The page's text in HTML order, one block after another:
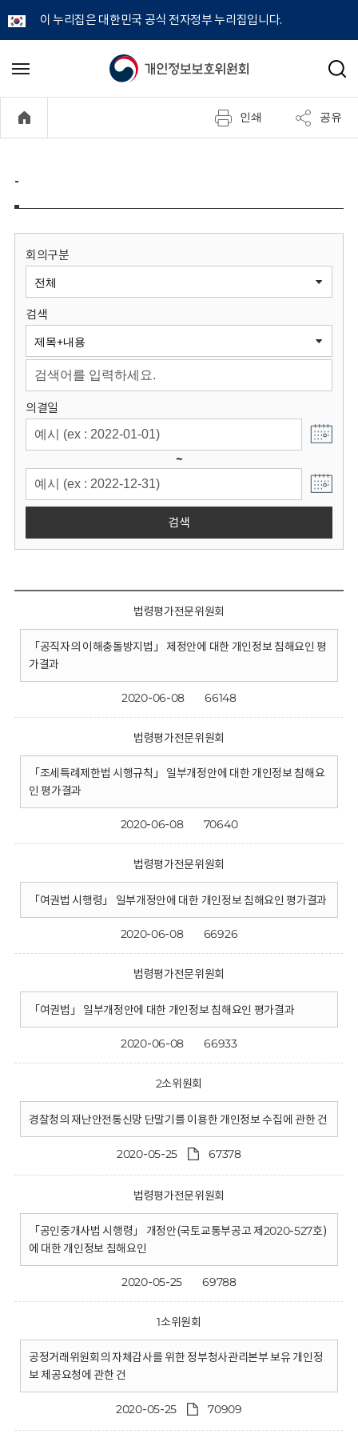
이 누리집은 대한민국 공식 전자정부 누리집입니다.
개
정
보
원
회
메
기
검
인쇄 공유
-
회의구분
검색
의결일
~
검색
법령평가전문위원회
「공직자의 이해충돌방지법」 제정안에 대한 개인정보 침해요인 평
가결과
2020-06-08 66148
법령평가전문위원회
「조세특례제한법 시행규칙」 일부개정안에 대한 개인정보 침해요
인 평가결과
2020-06-08 70640
법령평가전문위원회
「여권법 시행령」 일부개정안에 대한 개인정보 침해요인 평가결과
2020-06-08 66926
법령평가전문위원회
「여권법」 일부개정안에 대한 개인정보 침해요인 평가결과
2020-06-08 66933
2소위원회
경찰청의 재난안전통신망 단말기를 이용한 개인정보 수집에 관한 건
2020-05-25 67378
법령평가전문위원회
「공인중개사법 시행령」 개정안(국토교통부공고 제2020-527호)
에 대한 개인정보 침해요인
2020-05-25 69788
1소위원회
공정거래위원회의 자체감사를 위한 정부청사관리본부 보유 개인정
보 제공요청에 관한 건
2020-05-25 70909